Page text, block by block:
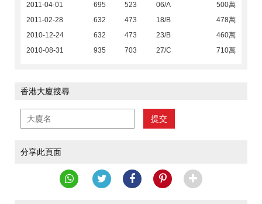
2011-04-01
695 523 06/A
500萬
2011-02-28
632 473 18/B
478萬
2010-12-24
632 473 23/B
460萬
2010-08-31
935 703 27/C 710萬
香港大廈搜尋
提交
分享此頁面